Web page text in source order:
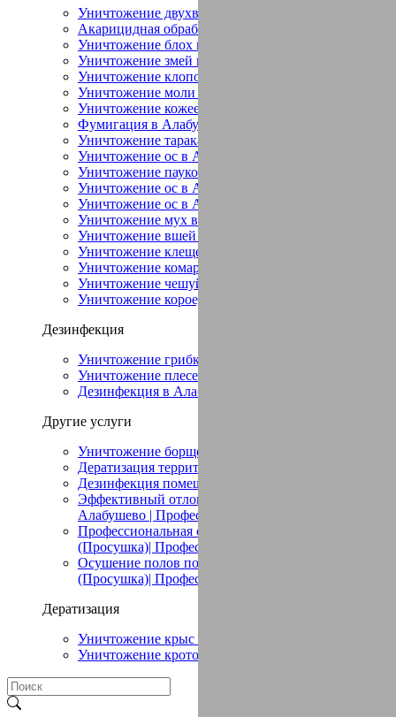
Уничтожение двухвостки в Алабушево
Акарицидная обработка в Алабушево
Уничтожение блох в Алабушево
Уничтожение змей в Алабушево
Уничтожение клопов в Алабушево
Уничтожение моли в Алабушево
Уничтожение кожееда в Алабушево
Фумигация в Алабушево
Уничтожение тараканов в Алабушево
Уничтожение ос в Алабушево
Уничтожение пауков в Алабушево
Уничтожение ос в Алабушево
Уничтожение ос в Алабушево
Уничтожение мух в Алабушево
Уничтожение вшей в Алабушево
Уничтожение клещей в Алабушево
Уничтожение комаров в Алабушево
Уничтожение чешуйниц в Алабушево
Уничтожение короеда в Алабушево
Дезинфекция
Уничтожение грибка в Алабушево
Уничтожение плесени в Алабушево
Дезинфекция в Алабушево
Другие услуги
Уничтожение борщевика в Алабушево
Дератизация территории в Алабушево
Дезинфекция помещений в Алабушево
Эффективный отлов птиц в помещении в
Алабушево | Профессиональные услуги
Профессиональная сушка в Алабушево
(Просушка)| Профессиональные услуги
Осушение полов после потопа в Алабушево
(Просушка)| Профессиональные услуги
Дератизация
Уничтожение крыс в Алабушево
Уничтожение кротов в Алабушево